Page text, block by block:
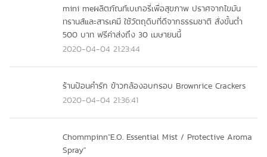
mini meผลิตภัณฑ์เบเกอรี่เพื่อสุขภาพ ปราศจากไขมัน
ทรานส์และสารเคมี ใช้วัตถุดิบที่ดีจากธรรมชาติ สั่งขั้นต่ำ
500 บาท ฟรีค่าส่งถึง 30 เมษายนนี้
2020-04-04 21:23:44
ร้านป้อนคำรัก ข้าวกล้องอบกรอบ Brownrice Crackers
2020-04-04 21:36:41
Chommpinn"E.O. Essential Mist / Protective Aroma
Spray"